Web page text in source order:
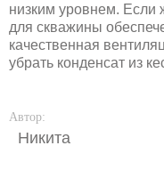
низким уровнем. Если
для скважины
качественная
убрать конденсат из
Автор:
Никита